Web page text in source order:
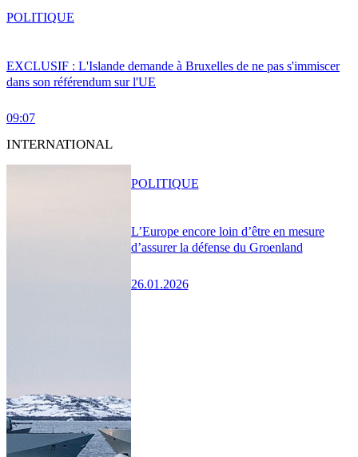
EXCLUSIF : L'Islande demande à Bruxelles de ne pas s'immiscer
dans son référendum sur l'UE
09:07
POLITIQUE
INTERNATIONAL
L’Europe encore loin d’être en mesure
d’assurer la défense du Groenland
26.01.2026
POLITIQUE